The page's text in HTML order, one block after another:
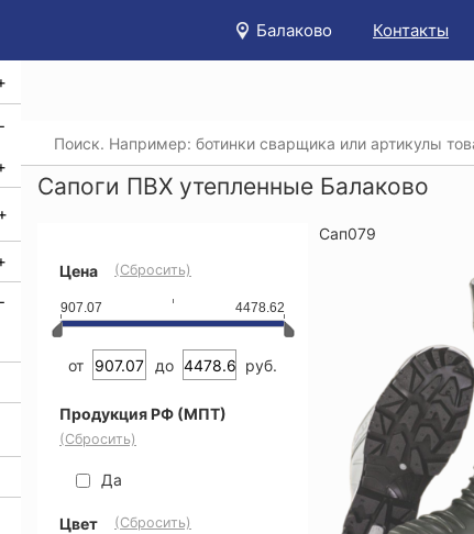
Балаково Контакты
Сапоги ПВХ утепленные Балаково
Цена (Сбросить)
907.07 4478.62
от до руб.
Продукция РФ (МПТ)
(Сбросить)
Да
Цвет (Сбросить)
Сап079